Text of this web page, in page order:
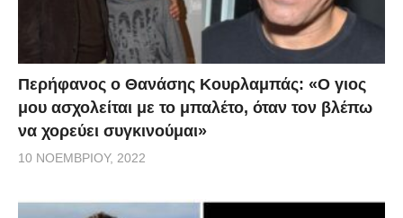
Περήφανος ο Θανάσης Κουρλαμπάς: «Ο γιος
μου ασχολείται με το μπαλέτο, όταν τον βλέπω
να χορεύει συγκινούμαι»
10 ΝΟΕΜΒΡΊΟΥ, 2022